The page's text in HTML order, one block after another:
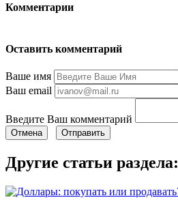
Комментарии
Оставить комментарий
Ваше имя
Ваш email
Введите Ваш комментарий
Отмена Отправить
Другие статьи раздела: